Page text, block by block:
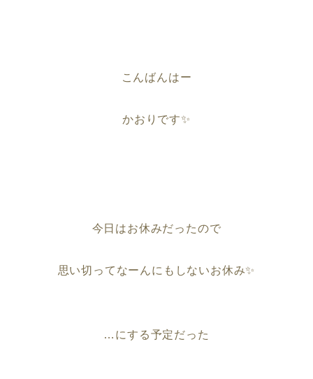
こんばんはー
かおりです✨
今日はお休みだったので
思い切ってなーんにもしないお休み✨
…にする予定だった